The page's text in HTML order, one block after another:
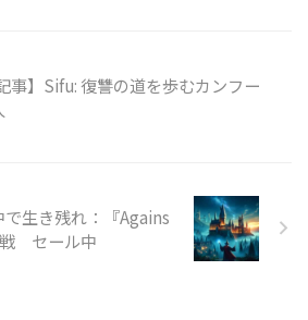
記事】Sifu: 復讐の道を歩むカンフー
生き残れ：『Agains
セール中